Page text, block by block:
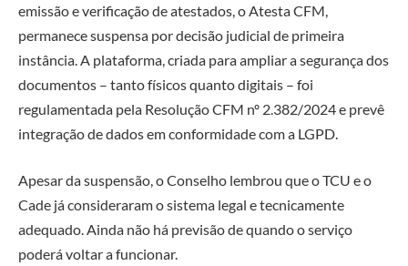
emissão e verificação de atestados, o Atesta CFM,
permanece suspensa por decisão judicial de primeira
instância. A plataforma, criada para ampliar a segurança dos
documentos – tanto físicos quanto digitais – foi
regulamentada pela Resolução CFM nº 2.382/2024 e prevê
integração de dados em conformidade com a LGPD.
Apesar da suspensão, o Conselho lembrou que o TCU e o
Cade já consideraram o sistema legal e tecnicamente
adequado. Ainda não há previsão de quando o serviço
poderá voltar a funcionar.